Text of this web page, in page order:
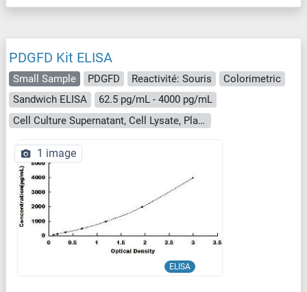
PDGFD Kit ELISA
Small Sample PDGFD Reactivité: Souris
Colorimetric
Sandwich ELISA
62.5 pg/mL - 4000 pg/mL
Cell Culture Supernatant, Cell Lysate, Plasma, Serum, Tissue Homogenate
ELISA
1 image